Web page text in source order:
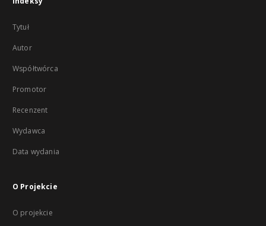
Tytuł
Autor
Współtwórca
Promotor
Recenzent
Wydawca
Data wydania
O Projekcie
O projekcie